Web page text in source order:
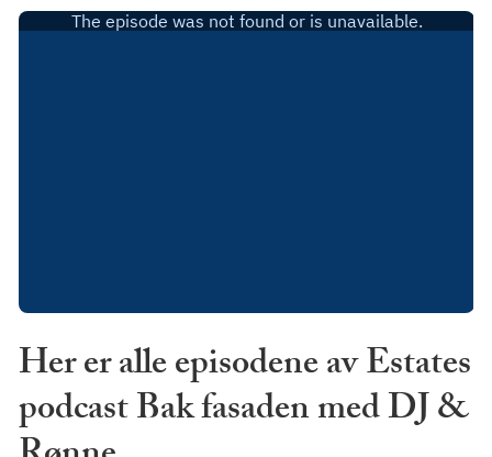
Her er alle episodene av Estates
podcast Bak fasaden med DJ &